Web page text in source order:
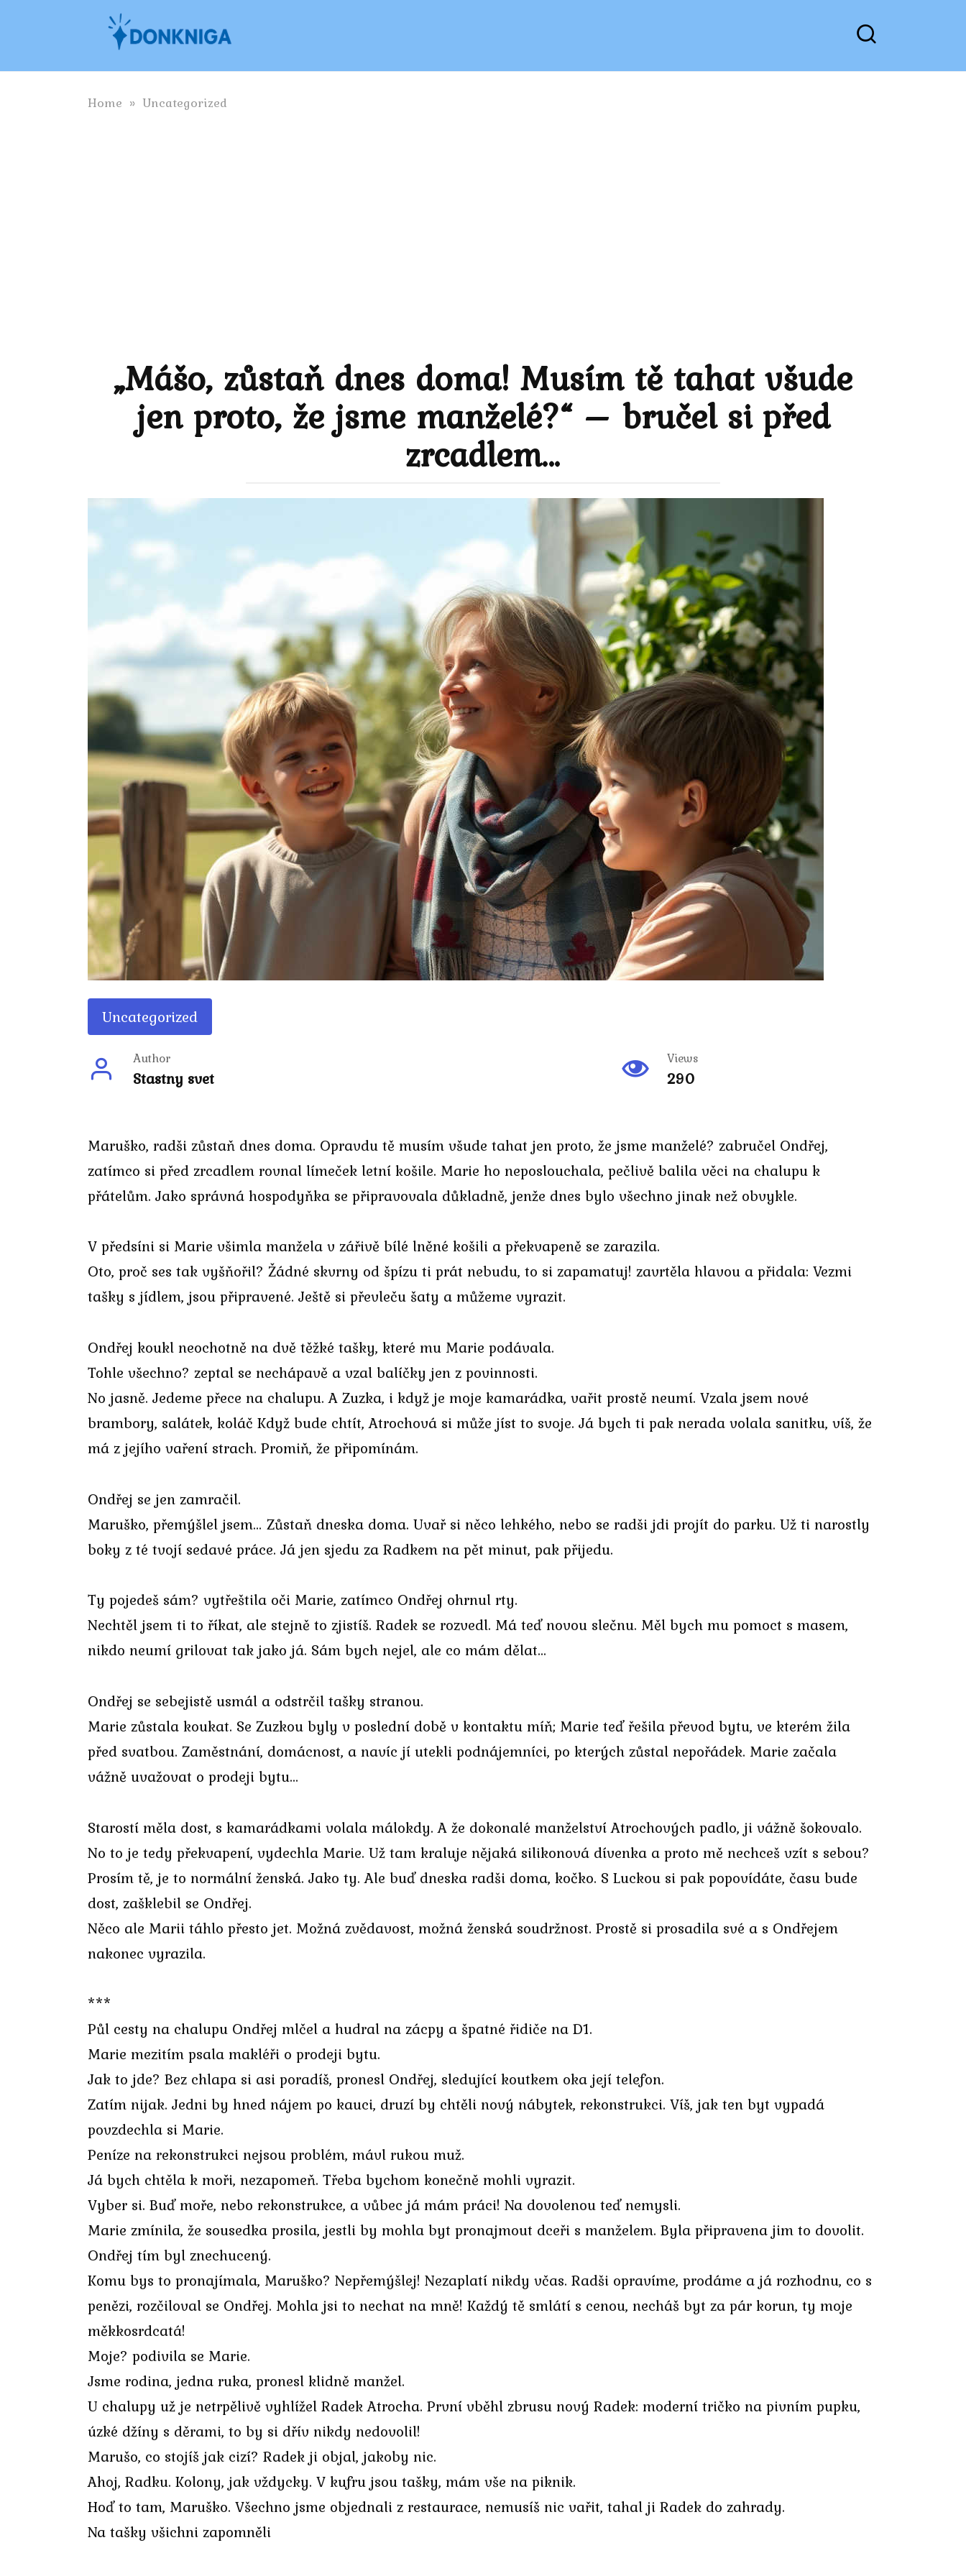
Home » Uncategorized
„Mášo, zůstaň dnes doma! Musím tě tahat všude
jen proto, že jsme manželé?“ – bručel si před
zrcadlem…
Uncategorized
Author
Stastny svet
Views
290
Maruško, radši zůstaň dnes doma. Opravdu tě musím všude tahat jen proto, že jsme manželé? zabručel Ondřej,
zatímco si před zrcadlem rovnal límeček letní košile. Marie ho neposlouchala, pečlivě balila věci na chalupu k
přátelům. Jako správná hospodyňka se připravovala důkladně, jenže dnes bylo všechno jinak než obvykle.
V předsíni si Marie všimla manžela v zářivě bílé lněné košili a překvapeně se zarazila.
Oto, proč ses tak vyšňořil? Žádné skvrny od špízu ti prát nebudu, to si zapamatuj! zavrtěla hlavou a přidala: Vezmi
tašky s jídlem, jsou připravené. Ještě si převleču šaty a můžeme vyrazit.
Ondřej koukl neochotně na dvě těžké tašky, které mu Marie podávala.
Tohle všechno? zeptal se nechápavě a vzal balíčky jen z povinnosti.
No jasně. Jedeme přece na chalupu. A Zuzka, i když je moje kamarádka, vařit prostě neumí. Vzala jsem nové
brambory, salátek, koláč Když bude chtít, Atrochová si může jíst to svoje. Já bych ti pak nerada volala sanitku, víš, že
má z jejího vaření strach. Promiň, že připomínám.
Ondřej se jen zamračil.
Maruško, přemýšlel jsem… Zůstaň dneska doma. Uvař si něco lehkého, nebo se radši jdi projít do parku. Už ti narostly
boky z té tvojí sedavé práce. Já jen sjedu za Radkem na pět minut, pak přijedu.
Ty pojedeš sám? vytřeštila oči Marie, zatímco Ondřej ohrnul rty.
Nechtěl jsem ti to říkat, ale stejně to zjistíš. Radek se rozvedl. Má teď novou slečnu. Měl bych mu pomoct s masem,
nikdo neumí grilovat tak jako já. Sám bych nejel, ale co mám dělat…
Ondřej se sebejistě usmál a odstrčil tašky stranou.
Marie zůstala koukat. Se Zuzkou byly v poslední době v kontaktu míň; Marie teď řešila převod bytu, ve kterém žila
před svatbou. Zaměstnání, domácnost, a navíc jí utekli podnájemníci, po kterých zůstal nepořádek. Marie začala
vážně uvažovat o prodeji bytu…
Starostí měla dost, s kamarádkami volala málokdy. A že dokonalé manželství Atrochových padlo, ji vážně šokovalo.
No to je tedy překvapení, vydechla Marie. Už tam kraluje nějaká silikonová dívenka a proto mě nechceš vzít s sebou?
Prosím tě, je to normální ženská. Jako ty. Ale buď dneska radši doma, kočko. S Luckou si pak popovídáte, času bude
dost, zašklebil se Ondřej.
Něco ale Marii táhlo přesto jet. Možná zvědavost, možná ženská soudržnost. Prostě si prosadila své a s Ondřejem
nakonec vyrazila.
***
Půl cesty na chalupu Ondřej mlčel a hudral na zácpy a špatné řidiče na D1.
Marie mezitím psala makléři o prodeji bytu.
Jak to jde? Bez chlapa si asi poradíš, pronesl Ondřej, sledující koutkem oka její telefon.
Zatím nijak. Jedni by hned nájem po kauci, druzí by chtěli nový nábytek, rekonstrukci. Víš, jak ten byt vypadá
povzdechla si Marie.
Peníze na rekonstrukci nejsou problém, mávl rukou muž.
Já bych chtěla k moři, nezapomeň. Třeba bychom konečně mohli vyrazit.
Vyber si. Buď moře, nebo rekonstrukce, a vůbec já mám práci! Na dovolenou teď nemysli.
Marie zmínila, že sousedka prosila, jestli by mohla byt pronajmout dceři s manželem. Byla připravena jim to dovolit.
Ondřej tím byl znechucený.
Komu bys to pronajímala, Maruško? Nepřemýšlej! Nezaplatí nikdy včas. Radši opravíme, prodáme a já rozhodnu, co s
penězi, rozčiloval se Ondřej. Mohla jsi to nechat na mně! Každý tě smlátí s cenou, necháš byt za pár korun, ty moje
měkkosrdcatá!
Moje? podivila se Marie.
Jsme rodina, jedna ruka, pronesl klidně manžel.
U chalupy už je netrpělivě vyhlížel Radek Atrocha. První vběhl zbrusu nový Radek: moderní tričko na pivním pupku,
úzké džíny s děrami, to by si dřív nikdy nedovolil!
Marušo, co stojíš jak cizí? Radek ji objal, jakoby nic.
Ahoj, Radku. Kolony, jak vždycky. V kufru jsou tašky, mám vše na piknik.
Hoď to tam, Maruško. Všechno jsme objednali z restaurace, nemusíš nic vařit, tahal ji Radek do zahrady.
Na tašky všichni zapomněli